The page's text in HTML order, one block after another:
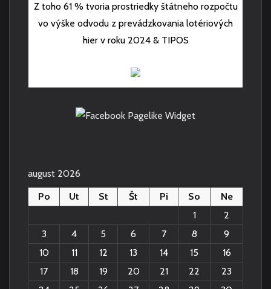
Z toho 61 % tvoria prostriedky štátneho rozpočtu
vo výške odvodu z prevádzkovania lotériových
hier v roku 2024 & TIPOS
august 2026
Po
Ut St Št Pi So
Ne
1
2
3
4 5 6 7 8
9
10
11 12 13 14 15
16
17
18 19 20 21 22
23